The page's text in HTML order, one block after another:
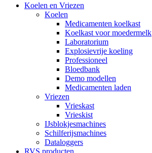
Koelen en Vriezen
Koelen
Medicamenten koelkast
Koelkast voor moedermelk
Laboratorium
Explosievrije koeling
Professioneel
Bloedbank
Demo modellen
Medicamenten laden
Vriezen
Vrieskast
Vrieskist
IJsblokjesmachines
Schilferijsmachines
Dataloggers
RVS producten